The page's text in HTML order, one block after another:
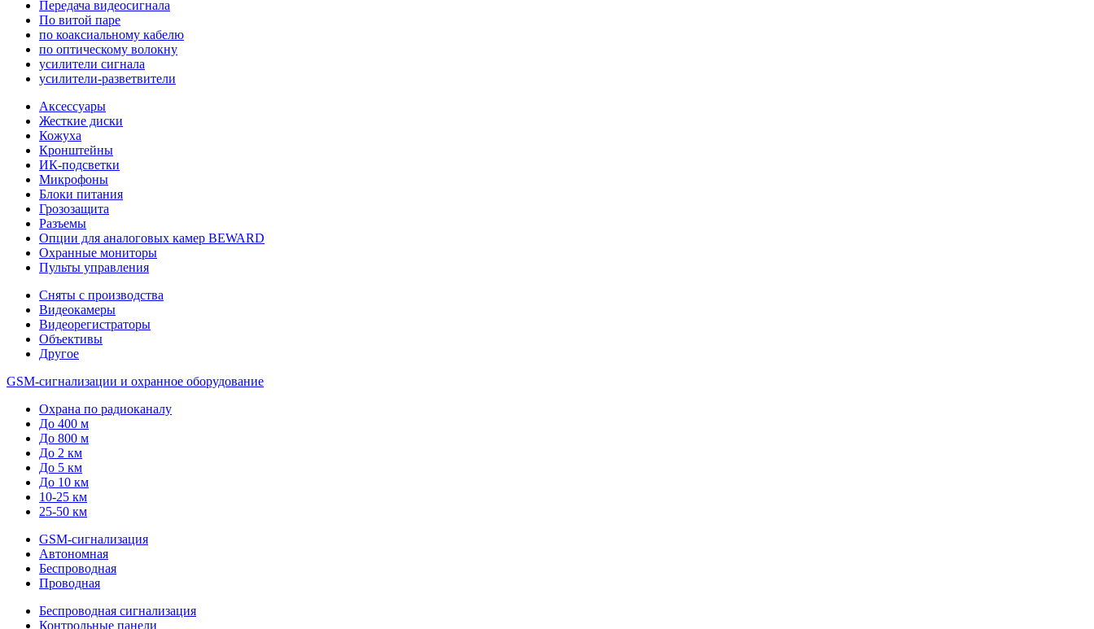
Передача видеосигнала
По витой паре
по коаксиальному кабелю
по оптическому волокну
усилители сигнала
усилители-разветвители
Аксессуары
Жесткие диски
Кожуха
Кронштейны
ИК-подсветки
Микрофоны
Блоки питания
Грозозащита
Разъемы
Опции для аналоговых камер BEWARD
Охранные мониторы
Пульты управления
Сняты с производства
Видеокамеры
Видеорегистраторы
Объективы
Другое
GSM-сигнализации и охранное оборудование
Охрана по радиоканалу
До 400 м
До 800 м
До 2 км
До 5 км
До 10 км
10-25 км
25-50 км
GSM-сигнализация
Автономная
Беспроводная
Проводная
Беспроводная сигнализация
Контрольные панели